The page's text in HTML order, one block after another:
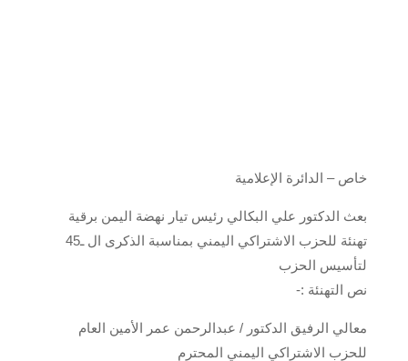
خاص – الدائرة الإعلامية
بعث الدكتور علي البكالي رئيس تيار نهضة اليمن برقية
تهنئة للحزب الاشتراكي اليمني بمناسبة الذكرى ال ـ45
لتأسيس الحزب
نص التهنئة :-
معالي الرفيق الدكتور / عبدالرحمن عمر الأمين العام
للحزب الاشتراكي اليمني المحترم